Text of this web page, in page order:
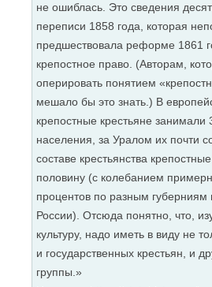
не ошиблась. Это сведения
переписи 1858 года, которая
предшествовала реформе 1861
крепостное право. (Авторам,
оперировать понятием
мешало бы это знать.) В
крепостные крестьяне занимали
населения, за Уралом их почти
составе крестьянства
половину (с колебанием
процентов по разным губерниям
России). Отсюда понятно, что,
культуру, надо иметь в виду не
и государственных крестьян, и
группы.»